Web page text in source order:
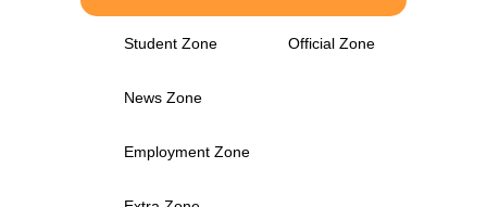
Student Zone Official Zone
News Zone
Employment Zone